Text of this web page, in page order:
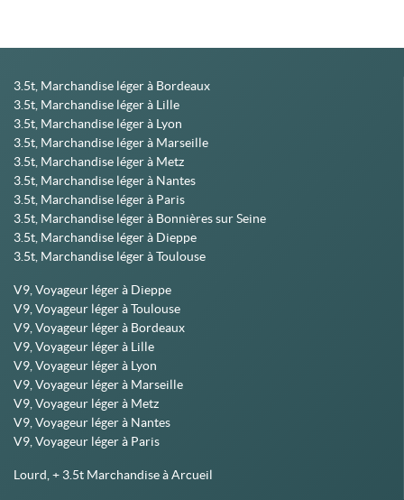
3.5t, Marchandise léger à Bordeaux
3.5t, Marchandise léger à Lille
3.5t, Marchandise léger à Lyon
3.5t, Marchandise léger à Marseille
3.5t, Marchandise léger à Metz
3.5t, Marchandise léger à Nantes
3.5t, Marchandise léger à Paris
3.5t, Marchandise léger à Bonnières sur Seine
3.5t, Marchandise léger à Dieppe
3.5t, Marchandise léger à Toulouse
V9, Voyageur léger à Dieppe
V9, Voyageur léger à Toulouse
V9, Voyageur léger à Bordeaux
V9, Voyageur léger à Lille
V9, Voyageur léger à Lyon
V9, Voyageur léger à Marseille
V9, Voyageur léger à Metz
V9, Voyageur léger à Nantes
V9, Voyageur léger à Paris
Lourd, + 3.5t Marchandise à Arcueil